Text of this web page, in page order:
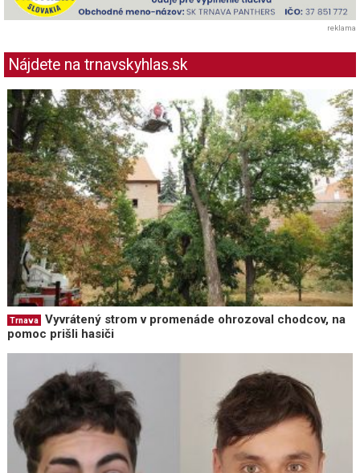
reklama
Nájdete na trnavskyhlas.sk
Trnava
Vyvrátený strom v promenáde ohrozoval chodcov, na
pomoc prišli hasiči